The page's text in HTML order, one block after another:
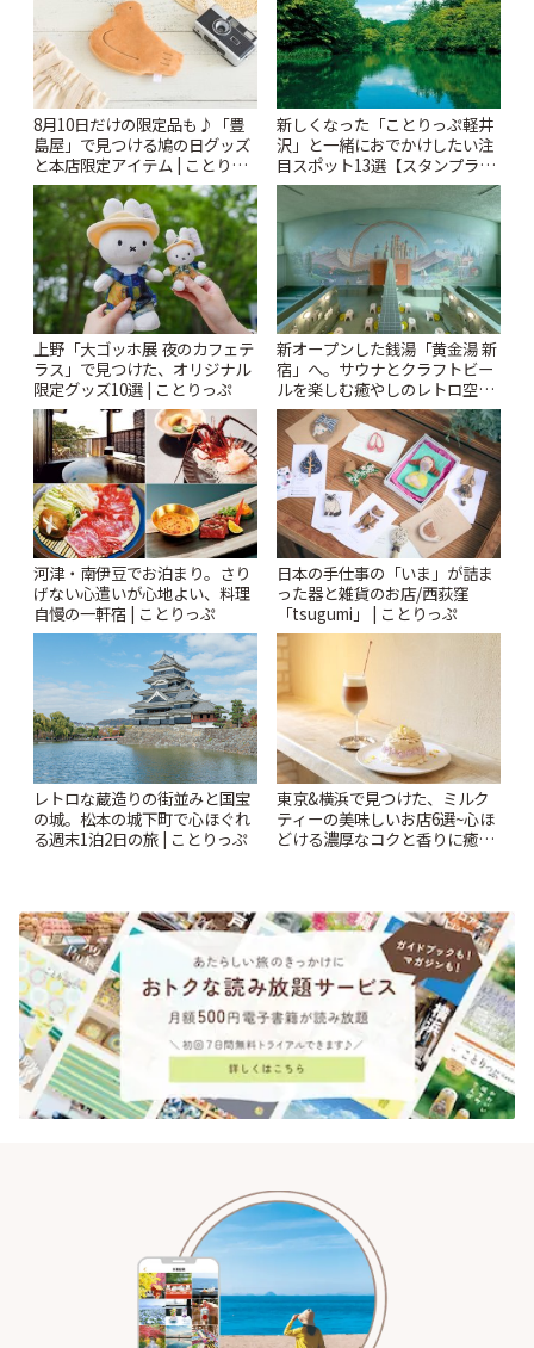
8月10日だけの限定品も♪「豊
島屋」で見つける鳩の日グッズ
と本店限定アイテム | ことりっ
ぷ
新しくなった「ことりっぷ軽井
沢」と一緒におでかけしたい注
目スポット13選【スタンプラリ
ー開催中】 | ことりっぷ
上野「大ゴッホ展 夜のカフェテ
ラス」で見つけた、オリジナル
限定グッズ10選 | ことりっぷ
新オープンした銭湯「黄金湯 新
宿」へ。サウナとクラフトビー
ルを楽しむ癒やしのレトロ空間
| ことりっぷ
河津・南伊豆でお泊まり。さり
げない心遣いが心地よい、料理
自慢の一軒宿 | ことりっぷ
日本の手仕事の「いま」が詰ま
った器と雑貨のお店/西荻窪
「tsugumi」 | ことりっぷ
レトロな蔵造りの街並みと国宝
の城。松本の城下町で心ほぐれ
る週末1泊2日の旅 | ことりっぷ
東京&横浜で見つけた、ミルク
ティーの美味しいお店6選~心ほ
どける濃厚なコクと香りに癒や